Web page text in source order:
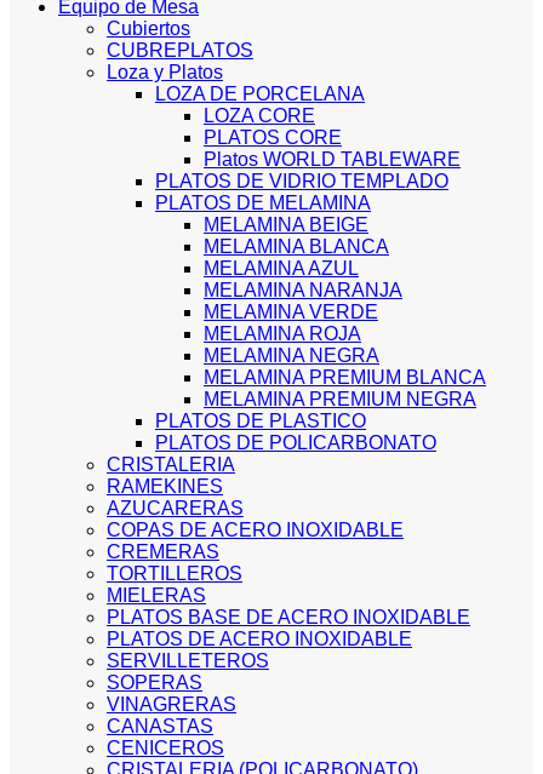
Equipo de Mesa
Cubiertos
CUBREPLATOS
Loza y Platos
LOZA DE PORCELANA
LOZA CORE
PLATOS CORE
Platos WORLD TABLEWARE
PLATOS DE VIDRIO TEMPLADO
PLATOS DE MELAMINA
MELAMINA BEIGE
MELAMINA BLANCA
MELAMINA AZUL
MELAMINA NARANJA
MELAMINA VERDE
MELAMINA ROJA
MELAMINA NEGRA
MELAMINA PREMIUM BLANCA
MELAMINA PREMIUM NEGRA
PLATOS DE PLASTICO
PLATOS DE POLICARBONATO
CRISTALERIA
RAMEKINES
AZUCARERAS
COPAS DE ACERO INOXIDABLE
CREMERAS
TORTILLEROS
MIELERAS
PLATOS BASE DE ACERO INOXIDABLE
PLATOS DE ACERO INOXIDABLE
SERVILLETEROS
SOPERAS
VINAGRERAS
CANASTAS
CENICEROS
CRISTALERIA (POLICARBONATO)